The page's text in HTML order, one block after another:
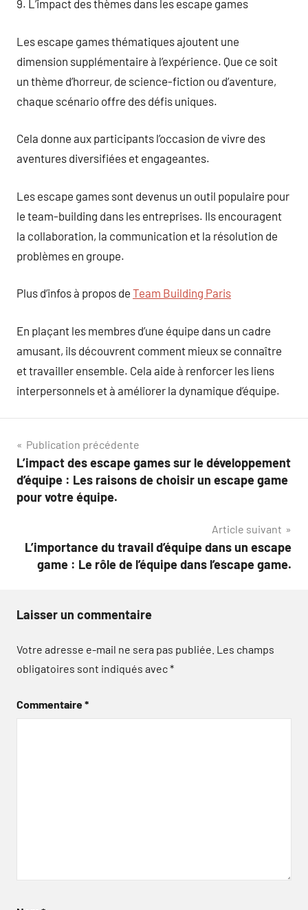
9. L’impact des thèmes dans les escape games
Les escape games thématiques ajoutent une
dimension supplémentaire à l’expérience. Que ce soit
un thème d’horreur, de science-fiction ou d’aventure,
chaque scénario offre des défis uniques.
Cela donne aux participants l’occasion de vivre des
aventures diversifiées et engageantes.
Les escape games sont devenus un outil populaire pour
le team-building dans les entreprises. Ils encouragent
la collaboration, la communication et la résolution de
problèmes en groupe.
Plus d’infos à propos de Team Building Paris
En plaçant les membres d’une équipe dans un cadre
amusant, ils découvrent comment mieux se connaître
et travailler ensemble. Cela aide à renforcer les liens
interpersonnels et à améliorer la dynamique d’équipe.
Navigation
de
l’article
Publication précédente
L’impact des escape games sur le développement
d’équipe : Les raisons de choisir un escape game
pour votre équipe.
Article suivant
L’importance du travail d’équipe dans un escape
game : Le rôle de l’équipe dans l’escape game.
Laisser un commentaire
Votre adresse e-mail ne sera pas publiée. Les champs
obligatoires sont indiqués avec*
Commentaire*